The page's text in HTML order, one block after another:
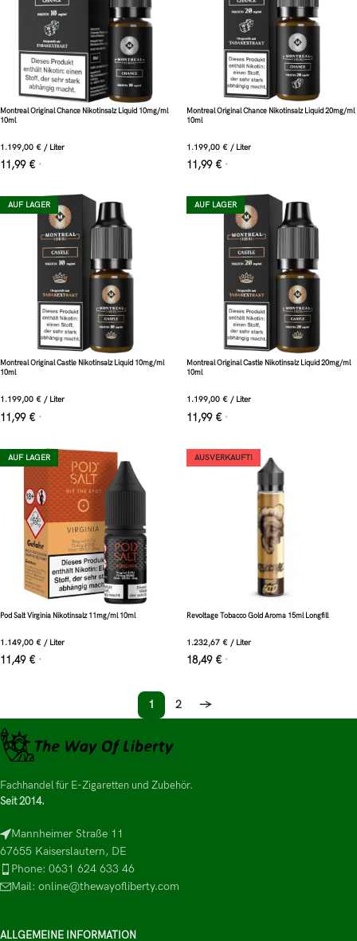
Montreal Original Chance Nikotinsalz Liquid 10mg/ml
10ml
1.199,00 € / Liter
11,99 € *
Montreal Original Chance Nikotinsalz Liquid 20mg/ml
10ml
1.199,00 € / Liter
11,99 € *
AUF LAGER
Montreal Original Castle Nikotinsalz Liquid 10mg/ml
10ml
1.199,00 € / Liter
11,99 € *
AUF LAGER
Montreal Original Castle Nikotinsalz Liquid 20mg/ml
10ml
1.199,00 € / Liter
11,99 € *
AUF LAGER
Pod Salt Virginia Nikotinsalz 11mg/ml 10ml
1.149,00 € / Liter
11,49 € *
AUSVERKAUFT!
Revoltage Tobacco Gold Aroma 15ml Longfill
1.232,67 € / Liter
18,49 € *
1 2 →
Fachhandel für E-Zigaretten und Zubehör.
Seit 2014.
Mannheimer Straße 11
67655 Kaiserslautern, DE
Phone: 0631 624 633 46
Mail: online@thewayofliberty.com
ALLGEMEINE INFORMATION